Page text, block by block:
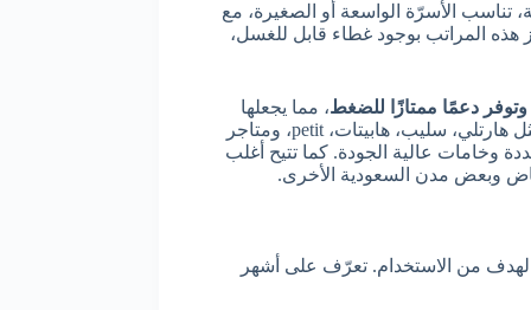
الأسرّة الواسعة أو الصغيرة، مع
هذه المراتب بوجود غطاء قابل للغسل،
دعمًا ممتازًا للضغط، مما يجعلها
خيارًا مثاليًا للرضع والصغار. وتتوفر ماركات معروفة في السوق السعودي مثل هارتلي، سليب، هابيتات، petit، ومتاجر
وخامات عالية الجودة. كما تتيح أغلب
وبعض مدن السعودية الأخرى.
من الاستخدام. تعرّف على أشهر